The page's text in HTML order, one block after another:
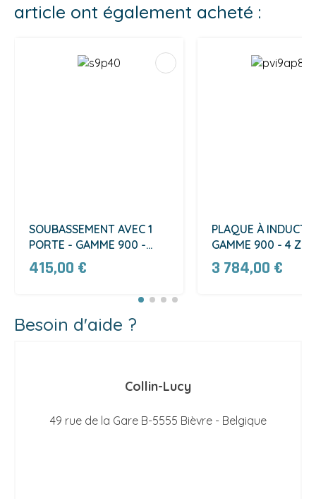
article ont également acheté :
SOUBASSEMENT AVEC 1
PORTE - GAMME 900 -
LARG 400 MM (S9P40)
415,00 €
PLAQUE À
GAMME 900 - 4
(PVI9AP80)
3 784,00 €
Besoin d'aide ?
Collin-Lucy
49 rue de la Gare B-5555 Bièvre - Belgique